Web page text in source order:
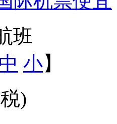
班
中 小】
)